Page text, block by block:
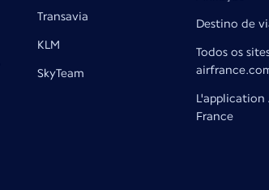
Transavia
KLM
SkyTeam
Destino de
Todos os
L'application
France